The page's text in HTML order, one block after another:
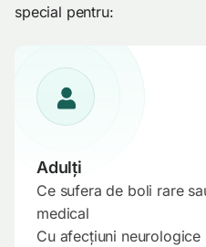
special pentru:
Adulți
Ce sufera de boli rare
medical
Cu afecțiuni neurologice